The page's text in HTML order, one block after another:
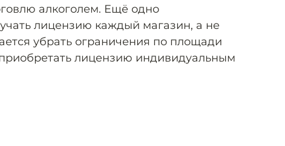
алкоголем. Ещё одно
лицензию каждый магазин, а не
убрать ограничения по площади
лицензию индивидуальным